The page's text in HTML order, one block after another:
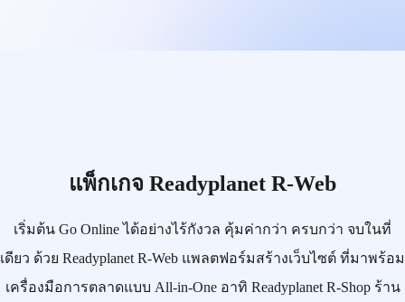
แพ็กเกจ Readyplanet R-Web
เริ่มต้น Go Onlineได้อย่างไร้กังวล คุ้มค่ากว่า ครบกว่า จบในที่
เดียว ด้วย Readyplanet R-Web แพลตฟอร์มสร้างเว็บไซต์ ที่มาพร้อม
เครื่องมือการตลาดแบบ All-in-Oneอาทิ Readyplanet R-Shopร้าน